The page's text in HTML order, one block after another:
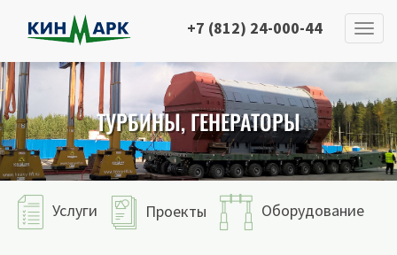
+7 (812) 24-000-44
ТУРБИНЫ, ГЕНЕРАТОРЫ
Услуги Проекты Оборудование